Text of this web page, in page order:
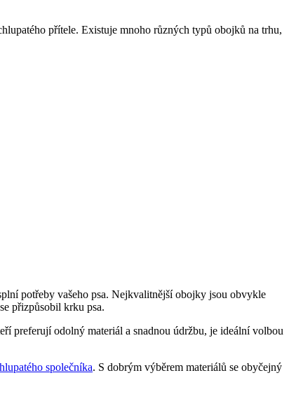
přítele. Existuje mnoho různých typů obojků na trhu,
potřeby vašeho psa. Nejkvalitnější obojky jsou obvykle
přizpůsobil krku psa.
preferují odolný materiál a snadnou údržbu, je ideální volbou
společníka. S dobrým výběrem materiálů se obyčejný